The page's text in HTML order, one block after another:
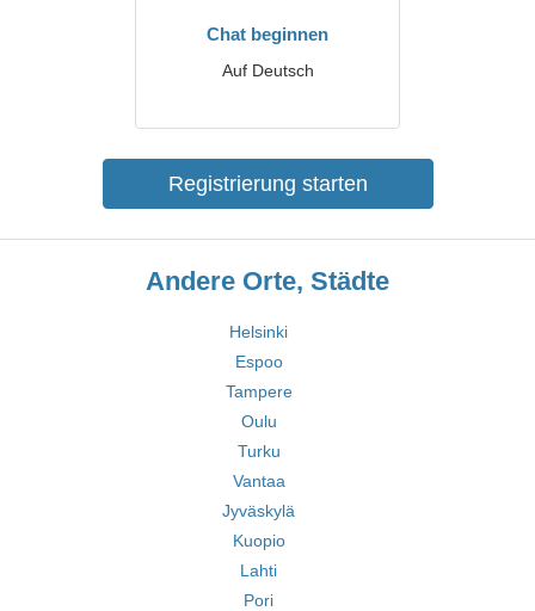
Chat beginnen
Auf Deutsch
Registrierung starten
Andere Orte, Städte
Helsinki
Espoo
Tampere
Oulu
Turku
Vantaa
Jyväskylä
Kuopio
Lahti
Pori